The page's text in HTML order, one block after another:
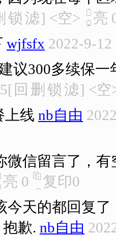
锁 滤] <空> 亮
wjfsfx 2022-9-12
议300多续保
[ 回 删 锁 滤] <
上线 nb自由
微信留言了，有
亮 0 复印0
今天的都回复
歉. nb自由